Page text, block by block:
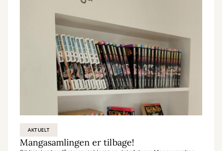
AKTUELT
Mangasamlingen er tilbage!